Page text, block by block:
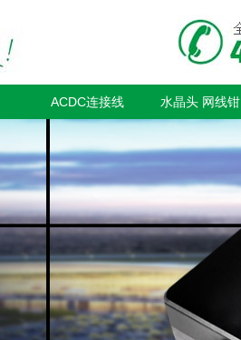
ACDC连接线 水晶头 网线钳